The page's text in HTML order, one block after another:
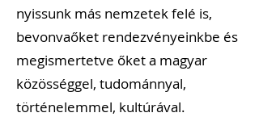
nyissunk más nemzetek felé is,
bevonvaőket rendezvényeinkbe és
megismertetve őket a magyar
közösséggel, tudománnyal,
történelemmel, kultúrával.